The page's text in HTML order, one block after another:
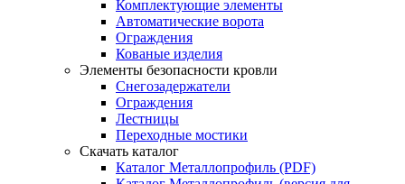
Комплектующие элементы
Автоматические ворота
Ограждения
Кованые изделия
Элементы безопасности кровли
Снегозадержатели
Ограждения
Лестницы
Переходные мостики
Скачать каталог
Каталог Металлопрофиль (PDF)